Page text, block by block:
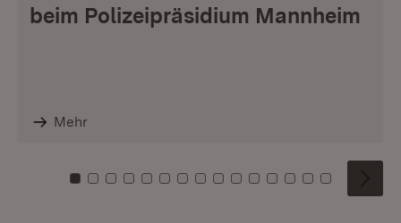
beim Polizeipräsidium Mannheim
Mehr
Zu Kachel: 0
Zu Kachel: 1
Zu Kachel: 2
Zu Kachel: 3
Zu Kachel: 4
Zu Kachel: 5
Zu Kachel: 6
Zu Kachel: 7
Zu Kachel: 8
Zu Kachel: 9
Zu Kachel: 10
Zu Kachel: 11
Zu Kachel: 12
Zu Kachel:
Zu